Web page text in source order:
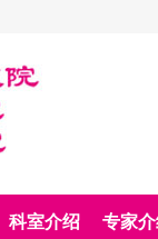
科室介绍 专家